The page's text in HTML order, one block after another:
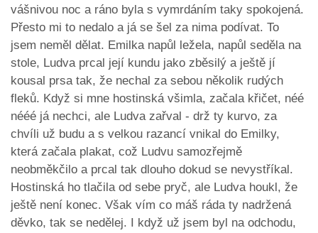
vášnivou noc a ráno byla s vymrdáním taky spokojená.
Přesto mi to nedalo a já se šel za nima podívat. To
jsem neměl dělat. Emilka napůl ležela, napůl seděla na
stole, Ludva prcal její kundu jako zběsilý a ještě jí
kousal prsa tak, že nechal za sebou několik rudých
fleků. Když si mne hostinská všimla, začala křičet, néé
nééé já nechci, ale Ludva zařval - drž ty kurvo, za
chvíli už budu a s velkou razancí vnikal do Emilky,
která začala plakat, což Ludvu samozřejmě
neobměkčilo a prcal tak dlouho dokud se nevystříkal.
Hostinská ho tlačila od sebe pryč, ale Ludva houkl, že
ještě není konec. Však vím co máš ráda ty nadržená
děvko, tak se nedělej. I když už jsem byl na odchodu,